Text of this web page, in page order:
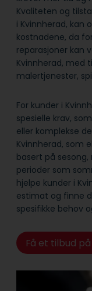
Kvaliteten og
i Kvinnherad, kan
kostnadene, da
reparasjoner kan
Kvinnherad, med
malertjenester,
For kunder i
spesielle krav,
eller komplekse
Kvinnherad, som
basert på
perioder som
hjelpe kunder i
estimat og finne
spesifikke behov
Få et tilbud